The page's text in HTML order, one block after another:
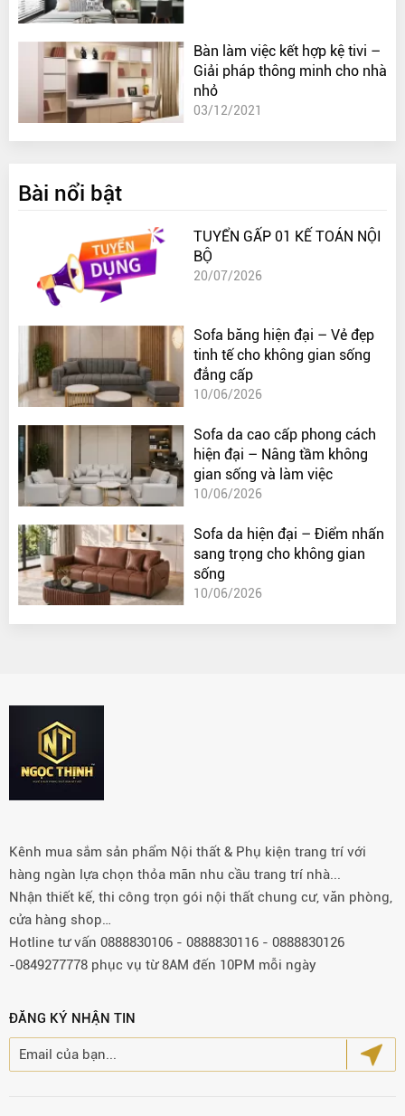
Bàn làm việc kết hợp kệ tivi –
Giải pháp thông minh cho nhà
nhỏ
03/12/2021
Bài nổi bật
TUYỂN GẤP 01 KẾ TOÁN NỘI
BỘ
20/07/2026
Sofa băng hiện đại – Vẻ đẹp
tinh tế cho không gian sống
đẳng cấp
10/06/2026
Sofa da cao cấp phong cách
hiện đại – Nâng tầm không
gian sống và làm việc
10/06/2026
Sofa da hiện đại – Điểm nhấn
sang trọng cho không gian
sống
10/06/2026
Kênh mua sắm sản phẩm Nội thất & Phụ kiện trang trí với
hàng ngàn lựa chọn thỏa mãn nhu cầu trang trí nhà...
Nhận thiết kế, thi công trọn gói nội thất chung cư, văn phòng,
cửa hàng shop…
Hotline tư vấn 0888830106 - 0888830116 - 0888830126
-0849277778 phục vụ từ 8AM đến 10PM mỗi ngày
ĐĂNG KÝ NHẬN TIN